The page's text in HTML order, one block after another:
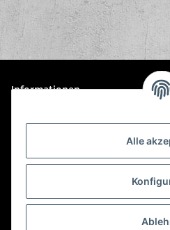
Informationen
Gesetzliche Informationen
* Alle Preise inkl. gesetzlicher USt., zzgl.
Alle